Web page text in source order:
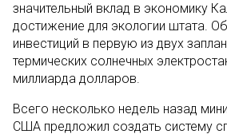
значительный вклад в экономику
достижение для экологии штата.
инвестиций в первую из двух
термических солнечных
миллиарда долларов.
Всего несколько недель назад
США предложил создать систему